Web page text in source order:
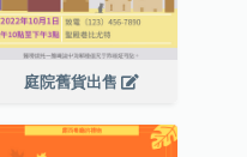
庭院舊貨出售